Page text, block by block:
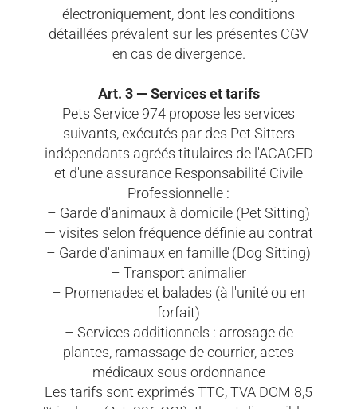
électroniquement, dont les conditions
détaillées prévalent sur les présentes CGV
en cas de divergence.
Art. 3 — Services et tarifs
Pets Service 974 propose les services
suivants, exécutés par des Pet Sitters
indépendants agréés titulaires de l'ACACED
et d'une assurance Responsabilité Civile
Professionnelle :
– Garde d'animaux à domicile (Pet Sitting)
— visites selon fréquence définie au contrat
– Garde d'animaux en famille (Dog Sitting)
– Transport animalier
– Promenades et balades (à l'unité ou en
forfait)
– Services additionnels : arrosage de
plantes, ramassage de courrier, actes
médicaux sous ordonnance
Les tarifs sont exprimés TTC, TVA DOM 8,5